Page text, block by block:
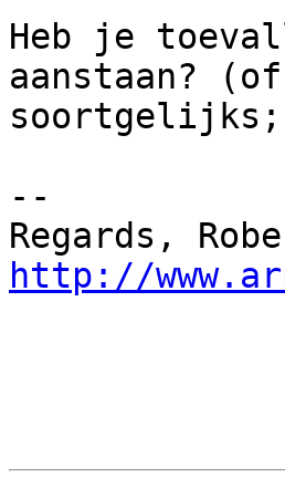
Heb je
aanstaan?
soortgelijks;
--
http://